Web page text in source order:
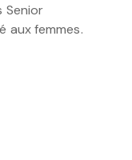
Senior
aux femmes.